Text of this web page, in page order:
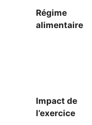
Régime
alimentaire
Impact de
l’exercice